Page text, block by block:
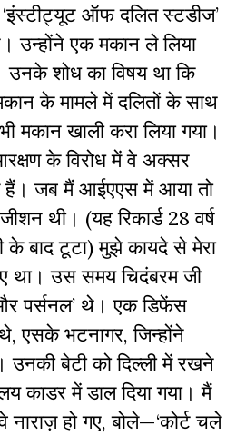
ऑफ दलित स्टडीज’
उन्होंने एक मकान ले लिया
उनके शोध का विषय था कि
के मामले में दलितों के साथ
मकान खाली करा लिया गया।
के विरोध में वे अक्सर
हैं। जब मैं आईएएस में आया तो
थी। (यह रिकार्ड 28 वर्ष
के बाद टूटा) मुझे कायदे से मेरा
था। उस समय चिदंबरम जी
पर्सनल’ थे। एक डिफेंस
एसके भटनागर, जिन्होंने
उनकी बेटी को दिल्ली में रखने
काडर में डाल दिया गया। मैं
नाराज़ हो गए, बोले—‘कोर्ट चले